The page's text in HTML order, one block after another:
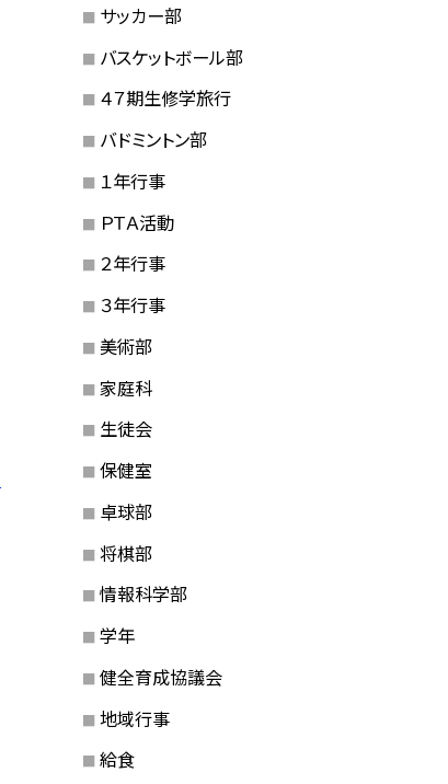
サッカー部
バスケットボール部
４７期生修学旅行
バドミントン部
１年行事
ＰＴＡ活動
２年行事
３年行事
美術部
家庭科
生徒会
保健室
卓球部
将棋部
情報科学部
学年
健全育成協議会
地域行事
給食